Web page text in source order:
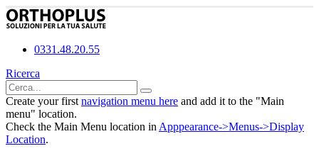
0331.48.20.55
Ricerca
Create your first navigation menu here and add it to the "Main
menu" location.
Check the Main Menu location in Apppearance->Menus->Display
Location.